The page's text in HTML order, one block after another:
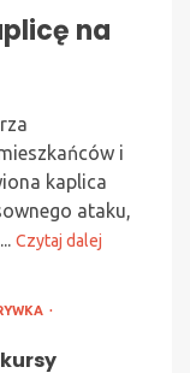
na
i
kaplica
ataku,
Czytaj dalej